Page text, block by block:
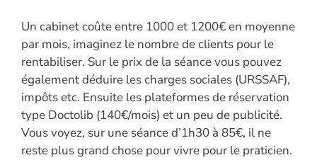
Un cabinet coûte entre 1000 et 1200€ en moyenne
par mois, imaginez le nombre de clients pour le
rentabiliser. Sur le prix de la séance vous pouvez
également déduire les charges sociales (URSSAF),
impôts etc. Ensuite les plateformes de réservation
type Doctolib (140€/mois) et un peu de publicité.
Vous voyez, sur une séance d’1h30 à 85€, il ne
reste plus grand chose pour vivre pour le praticien.